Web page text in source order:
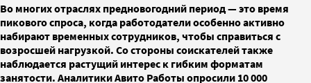
Во многих отраслях предновогодний период — это время
пикового спроса, когда работодатели особенно активно
набирают временных сотрудников, чтобы справиться с
возросшей нагрузкой. Со стороны соискателей также
наблюдается растущий интерес к гибким форматам
занятости. Аналитики Авито Работы опросили 10 000